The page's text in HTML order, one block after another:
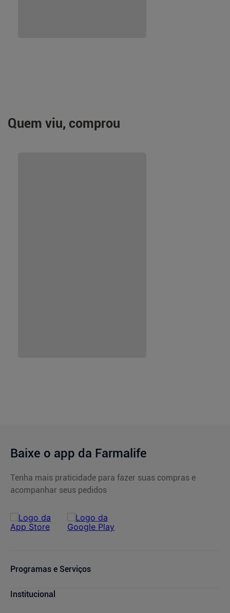
Quem viu, comprou
Baixe o app da Farmalife
Tenha mais praticidade para fazer suas compras e
acompanhar seus pedidos
Programas e Serviços
Serviços Farmacêuticos
Institucional